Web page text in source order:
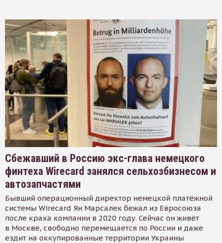
Сбежавший в Россию экс-глава немецкого
финтеха Wirecard занялся сельхозбизнесом и
автозапчастями
Бывший операционный директор немецкой платёжной
системы Wirecard Ян Марсалек бежал из Евросоюза
после краха компании в 2020 году. Сейчас он живёт
в Москве, свободно перемещается по России и даже
ездит на оккупированные территории Украины